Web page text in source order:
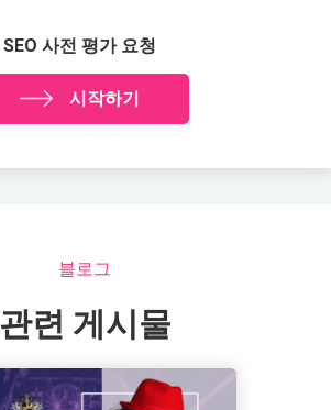
SEO 사전 평가 요청
시작하기
블로그
관련 게시물